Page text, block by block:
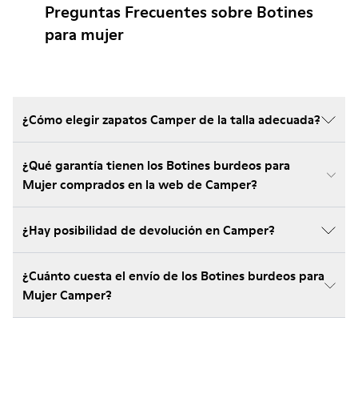
Preguntas Frecuentes sobre Botines
para mujer
¿Cómo elegir zapatos Camper de la talla adecuada?
¿Qué garantía tienen los Botines burdeos para
Mujer comprados en la web de Camper?
¿Hay posibilidad de devolución en Camper?
¿Cuánto cuesta el envío de los Botines burdeos para
Mujer Camper?